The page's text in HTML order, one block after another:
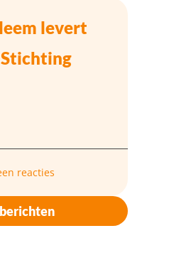
levert
reacties